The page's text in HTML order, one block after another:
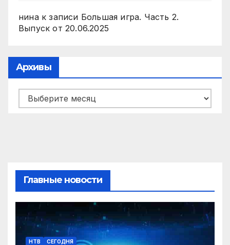
нинак записи Большая игра. Часть 2.
Выпуск от 20.06.2025
Архивы
Архивы
Главные новости
НТВ СЕГОДНЯ